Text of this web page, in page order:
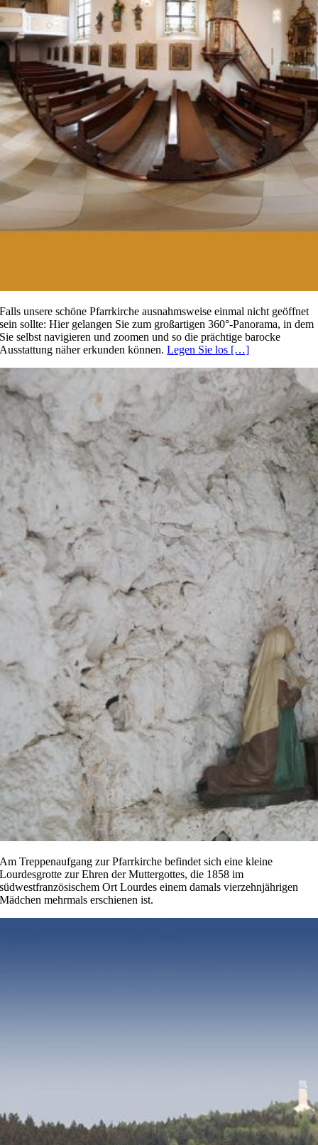
Falls unsere schöne Pfarrkirche ausnahmsweise einmal nicht geöffnet
sein sollte: Hier gelangen Sie zum großartigen 360°-Panorama, in dem
Sie selbst navigieren und zoomen und so die prächtige barocke
Ausstattung näher erkunden können.Legen Sie los […]
Am Treppenaufgang zur Pfarrkirche befindet sich eine kleine
Lourdesgrotte zur Ehren der Muttergottes, die 1858 im
südwestfranzösischem Ort Lourdes einem damals vierzehnjährigen
Mädchen mehrmals erschienen ist.